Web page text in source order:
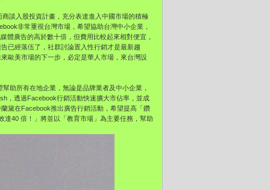
談入股投資計畫，充分表達進入中國市場的積極
非常重視台灣市場，希望協助台灣中小企業，
體廣告的高於數十倍，但費用比較起來相對便宜，
已經落伍了，社群討論置入性行銷才是最新趨
歐美市場的下一步，必定是華人市場，來台灣設
助所有在地企業，無論是品牌業者及中小企業，
，透過Facebook行銷活動快速擴大市佔率，並成
黛在Facebook推出廣告行銷活動，希望提高「鑽
40 倍！」將並以「教育市場」為主要任務，幫助